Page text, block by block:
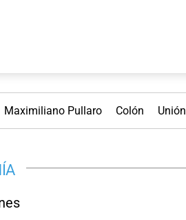
Maximiliano Pullaro Colón Unión